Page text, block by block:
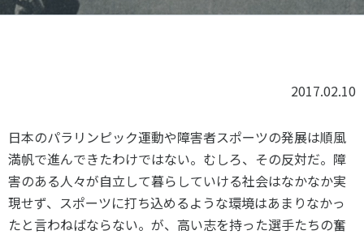
ニュース
お問い合わせ・お申し込み
調査・研究
スポーツライフ・データ
スポーツ白書
政策提言
2017.02.10
日本のパラリンピック運動や障害者スポーツの発展は順風
満帆で進んできたわけではない。むしろ、その反対だ。障
害のある人々が自立して暮らしていける社会はなかなか実
現せず、スポーツに打ち込めるような環境はあまりなかっ
たと言わねばならない。が、高い志を持った選手たちの奮